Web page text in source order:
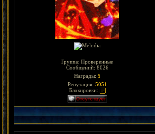
Группа: Проверенные
Сообщений: 8026
Награды: 5
Репутация: 5051
Блокировки: